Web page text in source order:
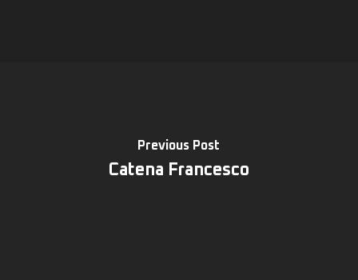
Previous Post
Catena Francesco